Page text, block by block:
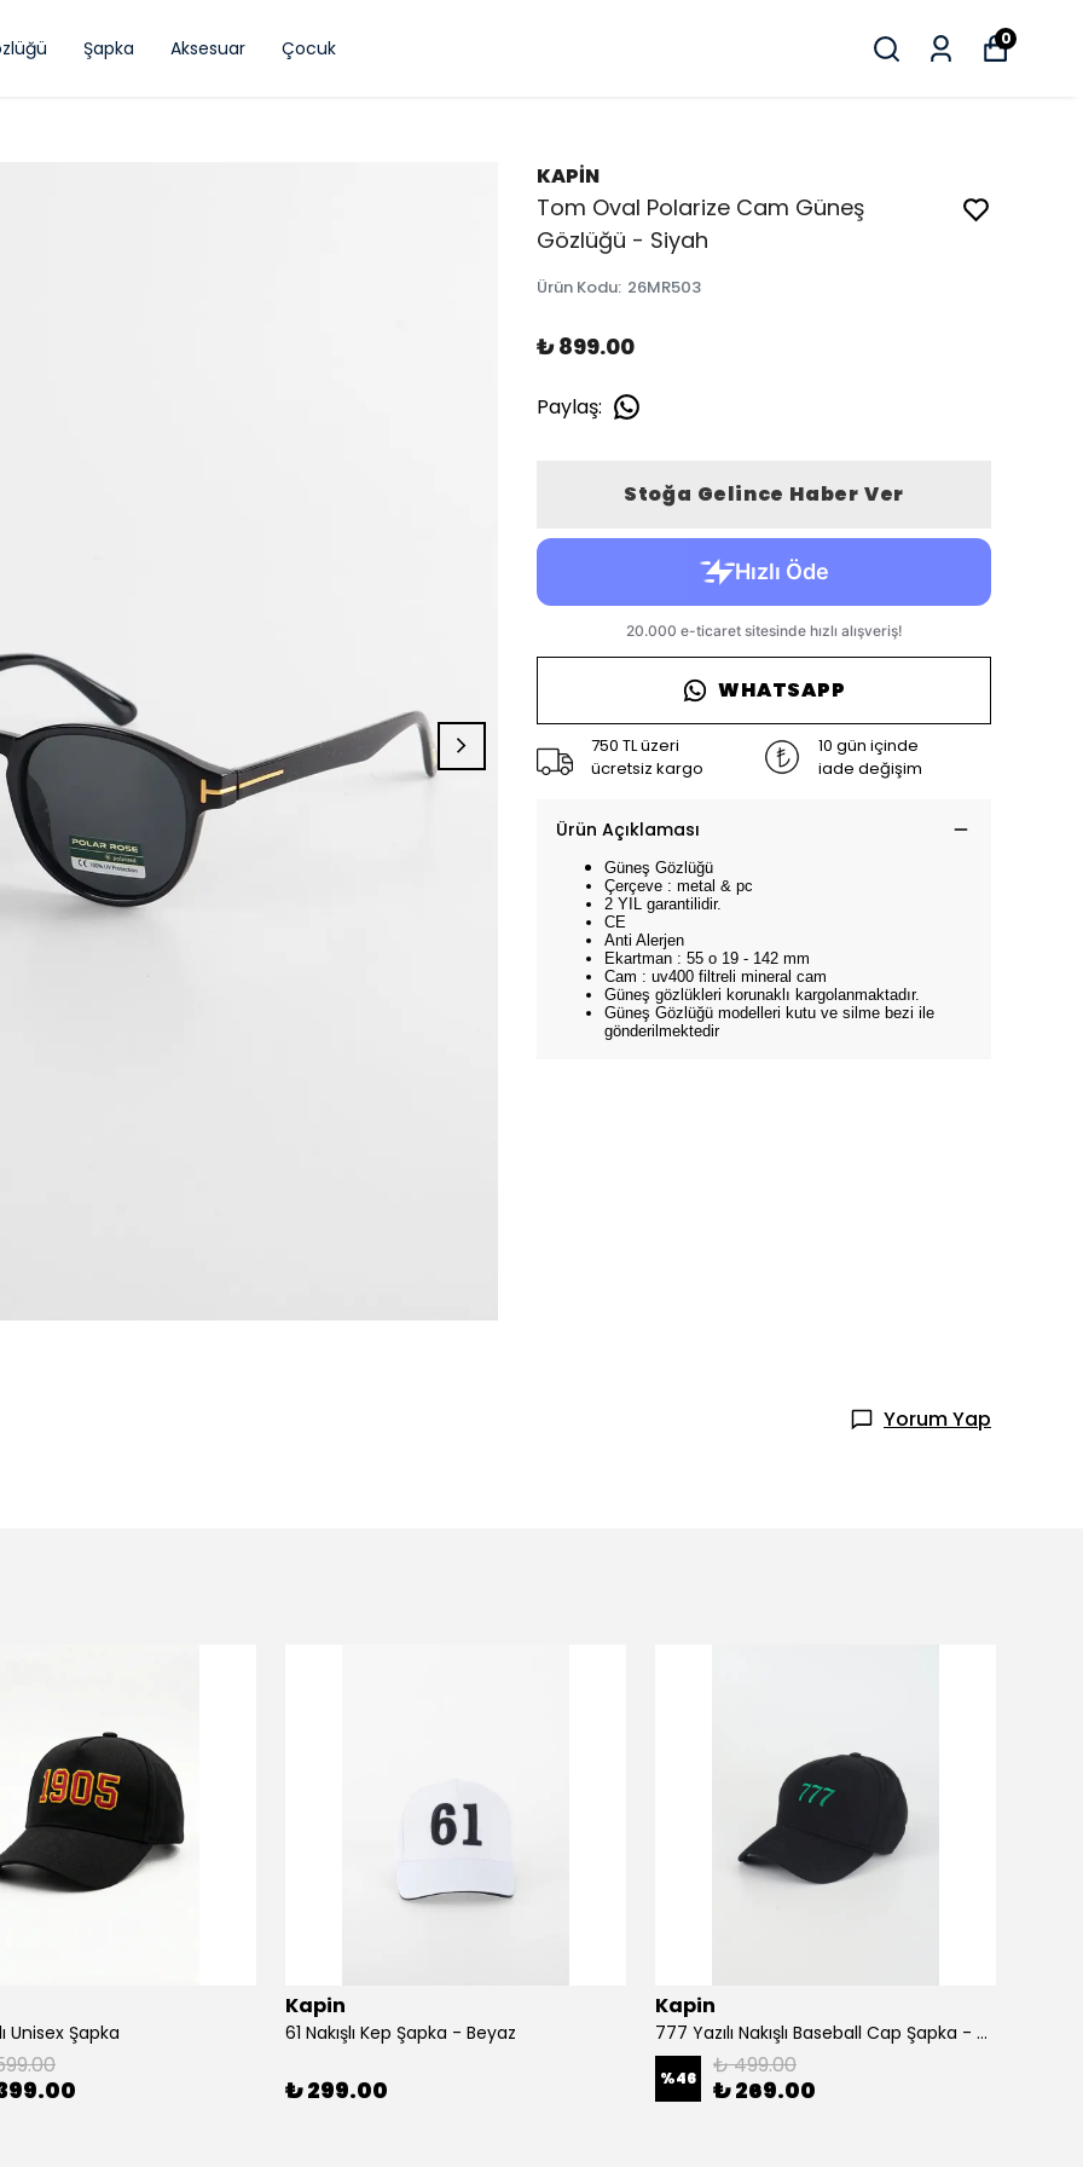
Şapka Aksesuar Çocuk 0
KAPİN
Tom Oval Polarize Cam Güneş
Gözlüğü - Siyah
Ürün Kodu: 26MR503
₺ 899.00
Paylaş:
Stoğa Gelince Haber Ver
WHATSAPP
750 TL üzeri
ücretsiz kargo
10 gün içinde
iade değişim
Ürün Açıklaması
Güneş Gözlüğü
Çerçeve : metal & pc
2 YIL garantilidir.
CE
Anti Alerjen
Ekartman : 55 o 19 - 142 mm
Cam : uv400 filtreli mineral cam
Güneş gözlükleri korunaklı kargolanmaktadır.
Güneş Gözlüğü modelleri kutu ve silme bezi ile
gönderilmektedir
Yorum Yap
Unisex Şapka
Kapin
61 Nakışlı Kep Şapka - Beyaz
₺ 299.00
Kapin
777 Yazılı Nakışlı Baseball Cap Şapka - Siyah
%46 ₺ 499.00
₺ 269.00